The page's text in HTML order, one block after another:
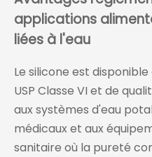
applications
liées à l'eau
Le silicone est
USP Classe VI et de
aux systèmes d'eau
médicaux et aux
sanitaire où la pureté